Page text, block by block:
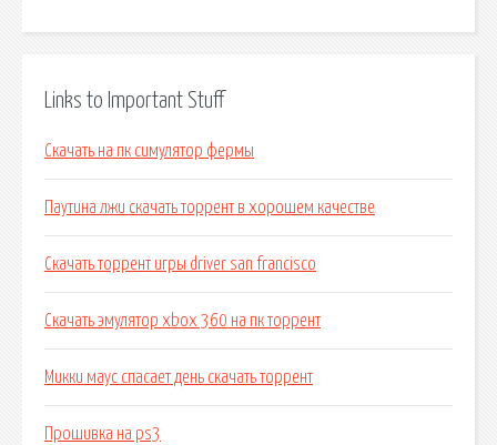
Links to Important Stuff
Скачать на пк симулятор фермы
Паутина лжи скачать торрент в хорошем качестве
Скачать торрент игры driver san francisco
Скачать эмулятор xbox 360 на пк торрент
Микки маус спасает день скачать торрент
Прошивка на ps3